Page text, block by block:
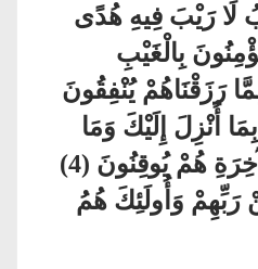
لَا رَيْبَ فِيهِ هُدًى
يُؤْمِنُونَ بِالْغَيْبِ
رَزَقْنَاهُمْ يُنْفِقُونَ
أُنْزِلَ إِلَيْكَ وَمَا
أُنْزِلَ مِنْ قَبْلِكَ وَبِالْآَخِرَةِ هُمْ يُوقِنُونَ (4)
رَبِّهِمْ وَأُولَئِكَ هُمُ